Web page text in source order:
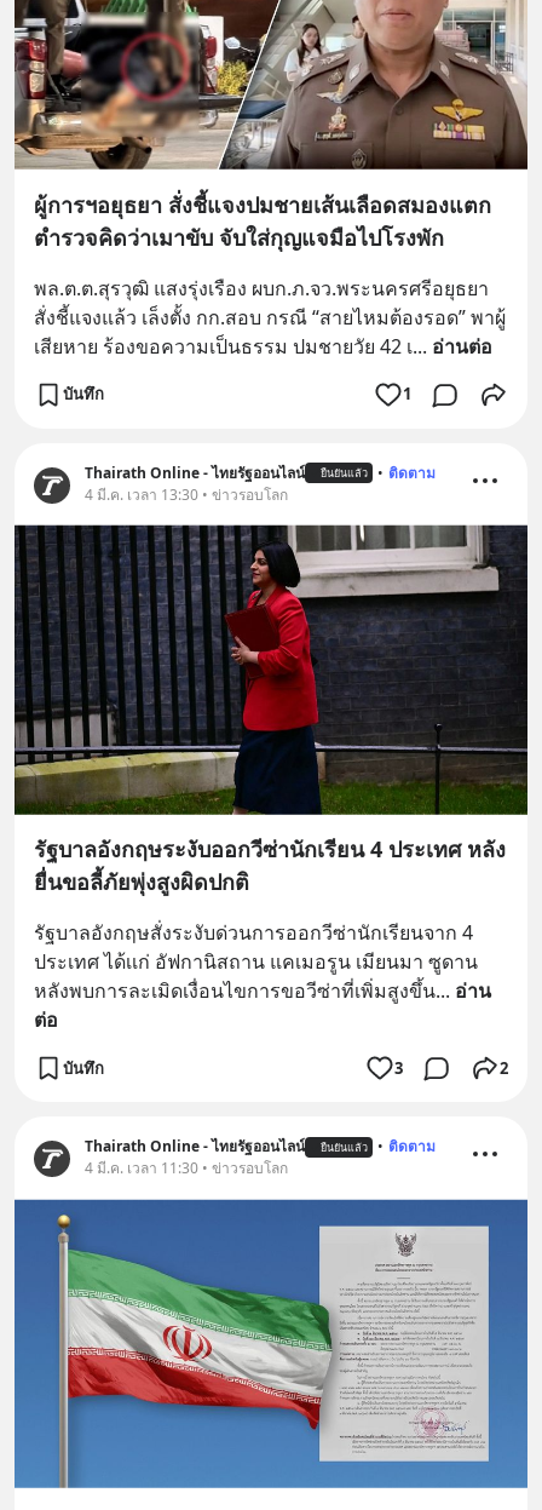
ผู้การฯอยุธยา สั่งชี้แจงปมชายเส้นเลือดสมองแตก
ตำรวจคิดว่าเมาขับ จับใส่กุญแจมือไปโรงพัก
พล.ต.ต.สุรวุฒิ แสงรุ่งเรือง ผบก.ภ.จว.พระนครศรีอยุธยา
สั่งชี้แจงแล้ว เล็งตั้ง กก.สอบ กรณี “สายไหมต้องรอด” พาผู้
เสียหาย ร้องขอความเป็นธรรม ปมชายวัย 42 เ... อ่านต่อ
บันทึก 1
Thairath Online - ไทยรัฐออนไลน์ ยืนยันแล้ว • ติดตาม
4 มี.ค. เวลา 13:30 • ข่าวรอบโลก
รัฐบาลอังกฤษระงับออกวีซ่านักเรียน 4 ประเทศ หลัง
ยื่นขอลี้ภัยพุ่งสูงผิดปกติ
รัฐบาลอังกฤษสั่งระงับด่วนการออกวีซ่านักเรียนจาก 4
ประเทศ ได้เเก่ อัฟกานิสถาน แคเมอรูน เมียนมา ซูดาน
หลังพบการละเมิดเงื่อนไขการขอวีซ่าที่เพิ่มสูงขึ้น... อ่าน
ต่อ
บันทึก 3 2
Thairath Online - ไทยรัฐออนไลน์ ยืนยันแล้ว • ติดตาม
4 มี.ค. เวลา 11:30 • ข่าวรอบโลก